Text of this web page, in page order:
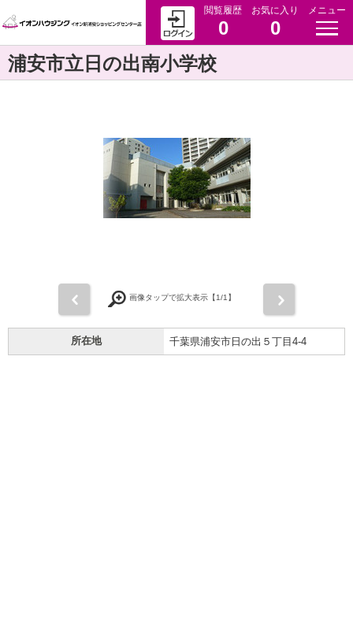
閲覧履歴
0
お気に入り
0
メニュー
浦安市立日の出南小学校
画像タップで拡大表示【1/1】
所在地 千葉県浦安市日の出５丁目4-4